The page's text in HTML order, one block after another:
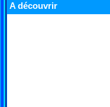
A découvrir